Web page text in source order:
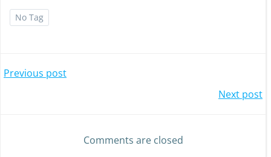
No Tag
Previous post
Next post
Comments are closed